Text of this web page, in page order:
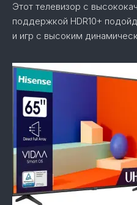
Этот телевизор с
поддержкой HDR10+
и игр с высоким